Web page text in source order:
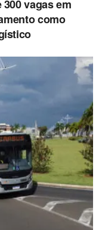
vagas em
como